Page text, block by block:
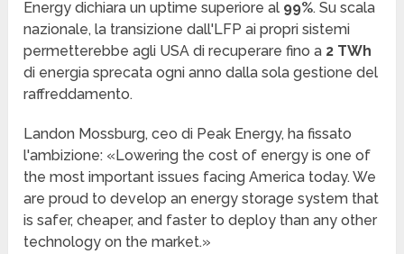
Energy dichiara un uptime superiore al 99%. Su scala
nazionale, la transizione dall'LFP ai propri sistemi
permetterebbe agli USA di recuperare fino a 2 TWh
di energia sprecata ogni anno dalla sola gestione del
raffreddamento.
Landon Mossburg, ceo di Peak Energy, ha fissato
l'ambizione: «Lowering the cost of energy is one of
the most important issues facing America today. We
are proud to develop an energy storage system that
is safer, cheaper, and faster to deploy than any other
technology on the market.»